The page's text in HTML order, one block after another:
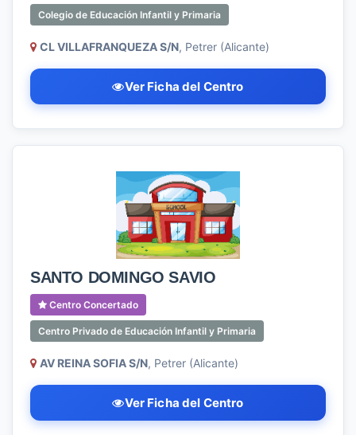
Colegio de Educación Infantil y Primaria
CL VILLAFRANQUEZA S/N, Petrer (Alicante)
Ver Ficha del Centro
SANTO DOMINGO SAVIO
Centro Concertado
Centro Privado de Educación Infantil y Primaria
AV REINA SOFIA S/N, Petrer (Alicante)
Ver Ficha del Centro